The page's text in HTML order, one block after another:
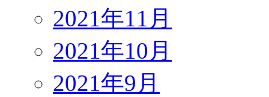
2021年11月
2021年10月
2021年9月